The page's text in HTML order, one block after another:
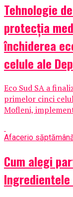
Tehnologie
protecția
închiderea
celule ale
Eco Sud SA a
primelor cinci
Mofleni,
Afacerio
Cum alegi